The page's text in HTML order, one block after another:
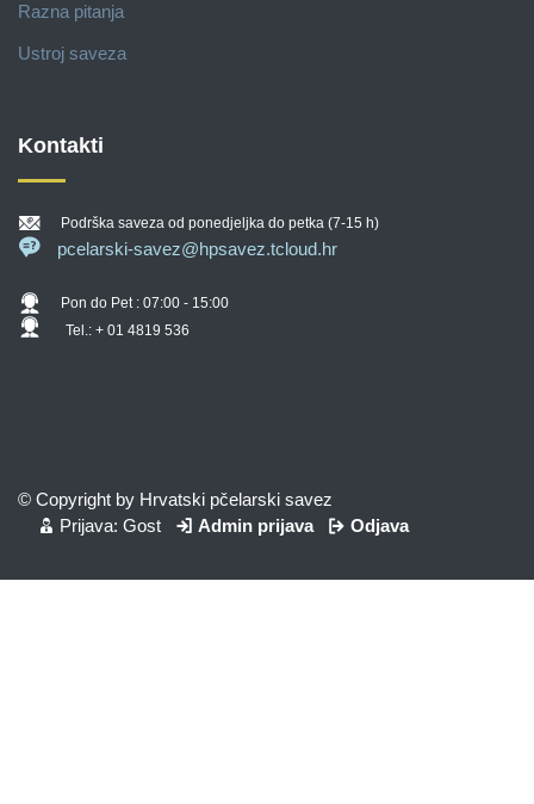
Razna pitanja
Ustroj saveza
Kontakti
Podrška saveza od ponedjeljka do petka (7-15 h)
pcelarski-savez@hpsavez.tcloud.hr
Pon do Pet : 07:00 - 15:00
Tel.: + 01 4819 536
© Copyright by Hrvatski pčelarski savez
Prijava: Gost
Admin prijava Odjava